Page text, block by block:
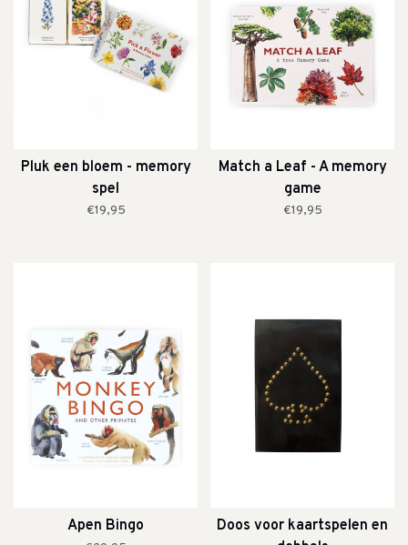
Pluk een bloem - memory
spel
€19,95
Match a Leaf - A memory
game
€19,95
Apen Bingo
Doos voor kaartspelen en